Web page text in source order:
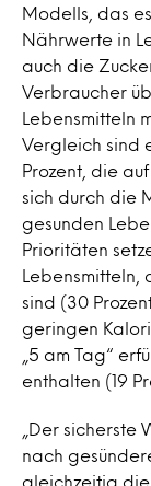
Modells, das
Nährwerte in
auch die
Verbraucher
Lebensmitteln
Vergleich sind
Prozent, die
sich durch die
gesunden
Prioritäten
sind (30
geringen
„5 am Tag“
enthalten (19
„Der sicherste
nach
gleichzeitig